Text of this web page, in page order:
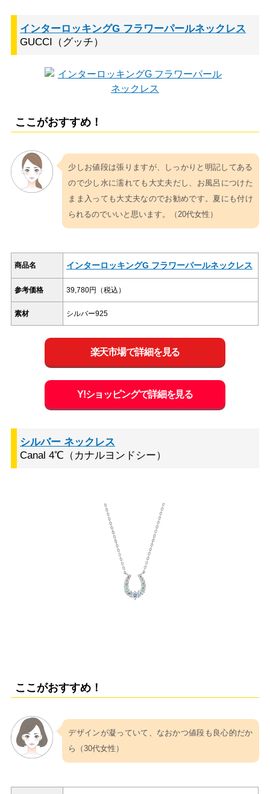
インターロッキングG フラワーパールネックレス
GUCCI（グッチ）
ここがおすすめ！
少しお値段は張りますが、しっかりと明記してある
ので少し水に濡れても大丈夫だし、お風呂につけた
まま入っても大丈夫なのでお勧めです。夏にも付け
られるのでいいと思います。（20代女性）
商品名 インターロッキングG フラワーパールネックレス
参考価格 39,780円（税込）
素材 シルバー925
楽天市場で詳細を見る
Y!ショッピングで詳細を見る
シルバー ネックレス
Canal 4℃（カナルヨンドシー）
ここがおすすめ！
デザインが凝っていて、なおかつ値段も良心的だか
ら（30代女性）